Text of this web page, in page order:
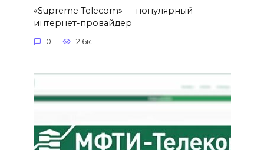
«Supreme Telecom» — популярный
интернет-провайдер
0 2.6к.